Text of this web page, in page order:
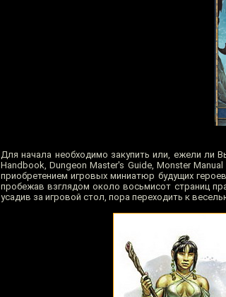
Для начала необходимо закупить или, ежели ли
Handbook, Dungeon Master's Guide, Monster
приобретением игровых миниатюр будущих
пробежав взглядом около восьмисот страниц
усадив за игровой стол, пора переходить к